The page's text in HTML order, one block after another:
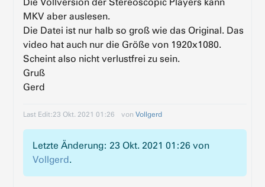
MKV aber auslesen.
Die Datei ist nur halb so groß wie das Original. Das
video hat auch nur die Größe von 1920x1080.
Scheint also nicht verlustfrei zu sein.
Gruß
Gerd
Last Edit:23 Okt. 2021 01:26 vonVollgerd
Letzte Änderung: 23 Okt. 2021 01:26 von
Vollgerd.